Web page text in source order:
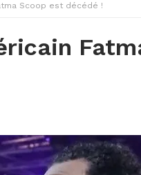
Scoop est décédé !